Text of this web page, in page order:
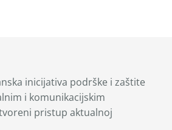
inicijativa podrške i zaštite
i komunikacijskim
pristup aktualnoj